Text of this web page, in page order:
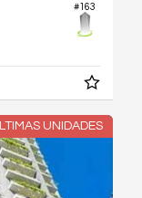
#163
UNIDADES